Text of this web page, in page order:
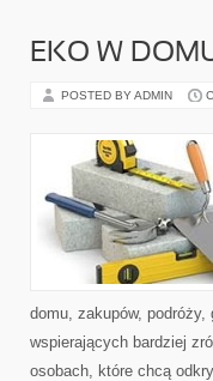
EKO W
POSTED BY ADMIN
domu, zakupów,
wspierających bardziej
osobach, które chcą